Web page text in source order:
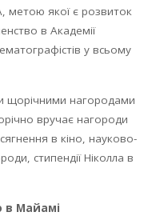
метою якої є розвиток
в Академії
у всьому
щорічними нагородами
вручає нагороди
в кіно, науково-
стипендії Ніколла в
в Майамі